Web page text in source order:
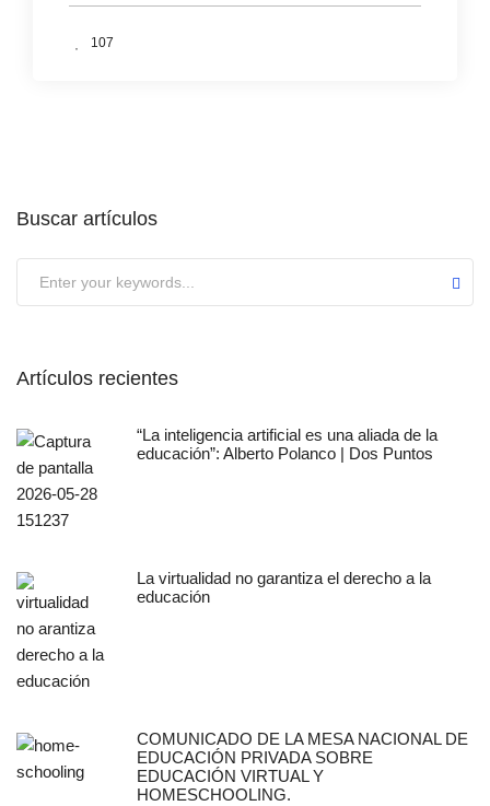
107
Buscar artículos
Artículos recientes
“La inteligencia artificial es una aliada de la
educación”: Alberto Polanco | Dos Puntos
La virtualidad no garantiza el derecho a la
educación
COMUNICADO DE LA MESA NACIONAL DE
EDUCACIÓN PRIVADA SOBRE
EDUCACIÓN VIRTUAL Y
HOMESCHOOLING.